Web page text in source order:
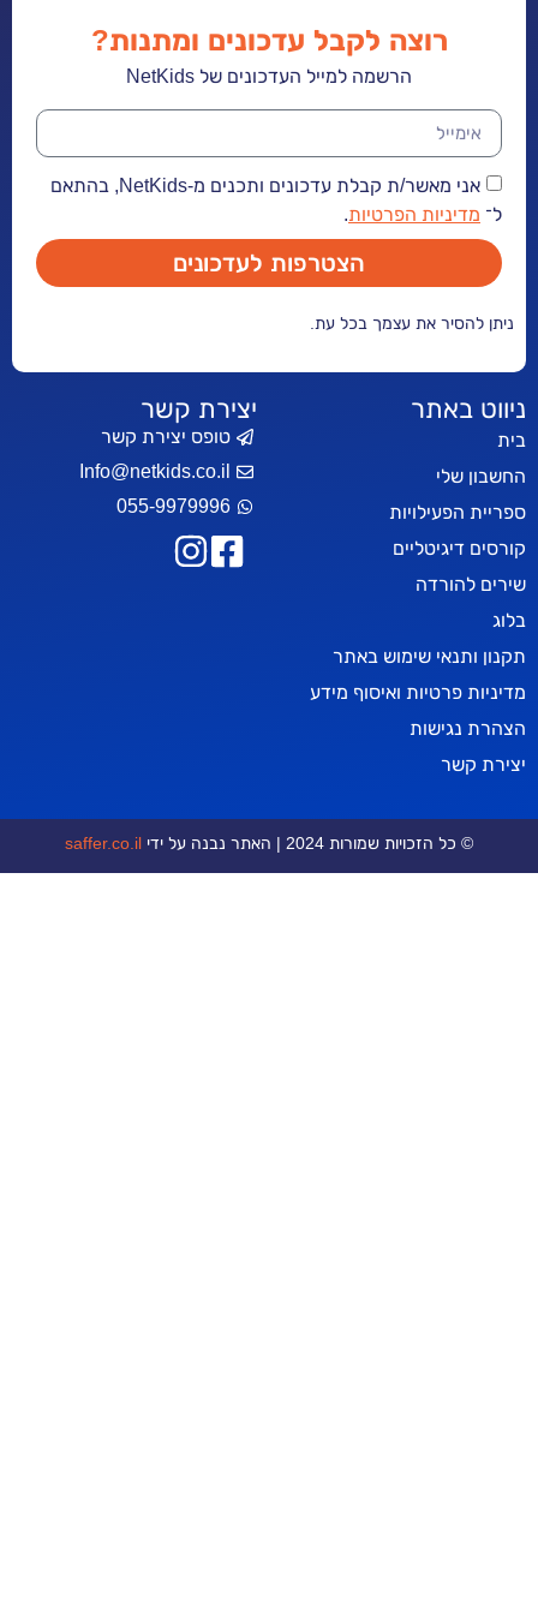
שימוש באתר
ואיסוף מידע
רוצה לקבל עדכונים ומתנות?
הרשמה למייל העדכונים של NetKids
אני מאשר/ת קבלת עדכונים ותכנים מ-NetKids, בהתאם
הפרטיות.
הצטרפות לעדכונים
את עצמך בכל עת.
יצירת קשר
טופס יצירת קשר
Info@netkids.co.il
055-9979996
שמורות 2024 | האתר נבנה על ידי saffer.co.il